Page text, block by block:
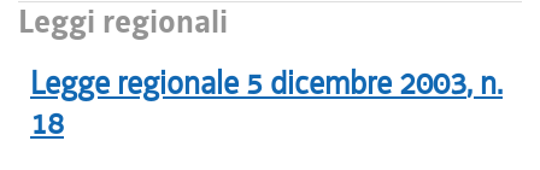
Leggi regionali
Legge regionale 5 dicembre 2003, n.
18